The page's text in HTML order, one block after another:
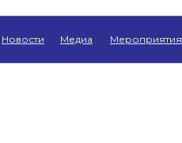
Новости Мероприятия
Медиа